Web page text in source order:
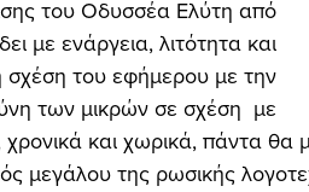
του Οδυσσέα Ελύτη από
με ενάργεια, λιτότητα και
σχέση του εφήμερου με την
των μικρών σε σχέση  με
και χωρικά, πάντα θα
μεγάλου της ρωσικής